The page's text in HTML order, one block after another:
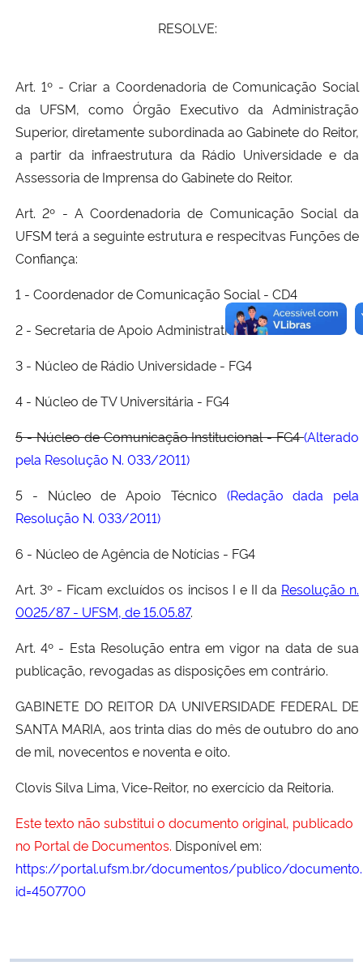
RESOLVE:
Art. 1º - Criar a Coordenadoria de Comunicação Social
da UFSM, como Órgão Executivo da Administração
Superior, diretamente subordinada ao Gabinete do Reitor,
a partir da infraestrutura da Rádio Universidade e da
Assessoria de Imprensa do Gabinete do Reitor.
Art. 2º - A Coordenadoria de Comunicação Social da
UFSM terá a seguinte estrutura e respecitvas Funções de
Confiança:
1 - Coordenador de Comunicação Social - CD4
2 - Secretaria de Apoio Administrativo - FG7
3 - Núcleo de Rádio Universidade - FG4
4 - Núcleo de TV Universitária - FG4
5 - Núcleo de Comunicação Institucional - FG4(Alterado
pela Resolução N. 033/2011)
5 - Núcleo de Apoio Técnico (Redação dada pela
Resolução N. 033/2011)
6 - Núcleo de Agência de Notícias - FG4
Art. 3º - Ficam excluídos os incisos I e II da Resolução n.
0025/87 - UFSM, de 15.05.87.
Art. 4º - Esta Resolução entra em vigor na data de sua
publicação, revogadas as disposições em contrário.
GABINETE DO REITOR DA UNIVERSIDADE FEDERAL DE
SANTA MARIA, aos trinta dias do mês de outubro do ano
de mil, novecentos e noventa e oito.
Clovis Silva Lima, Vice-Reitor, no exercício da Reitoria.
Este texto não substitui o documento original, publicado
no Portal de Documentos. Disponível em:
https://portal.ufsm.br/documentos/publico/
id=4507700